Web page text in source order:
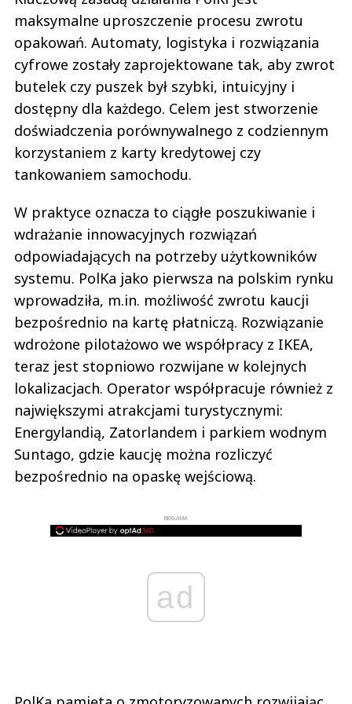
maksymalne uproszczenie procesu zwrotu
opakowań. Automaty, logistyka i rozwiązania
cyfrowe zostały zaprojektowane tak, aby zwrot
butelek czy puszek był szybki, intuicyjny i
dostępny dla każdego. Celem jest stworzenie
doświadczenia porównywalnego z codziennym
korzystaniem z karty kredytowej czy
tankowaniem samochodu.
W praktyce oznacza to ciągłe poszukiwanie i
wdrażanie innowacyjnych rozwiązań
odpowiadających na potrzeby użytkowników
systemu. PolKa jako pierwsza na polskim rynku
wprowadziła, m.in. możliwość zwrotu kaucji
bezpośrednio na kartę płatniczą. Rozwiązanie
wdrożone pilotażowo we współpracy z IKEA,
teraz jest stopniowo rozwijane w kolejnych
lokalizacjach. Operator współpracuje również z
największymi atrakcjami turystycznymi:
Energylandią, Zatorlandem i parkiem wodnym
Suntago, gdzie kaucję można rozliczyć
bezpośrednio na opaskę wejściową.
REKLAMA
ad